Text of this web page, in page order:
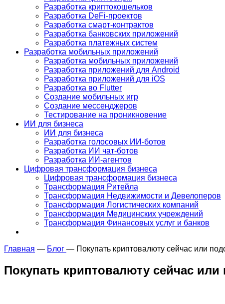
Разработка криптокошельков
Разработка DeFi-проектов
Разработка смарт-контрактов
Разработка банковских приложений
Разработка платежных систем
Разработка мобильных приложений
Разработка мобильных приложений
Разработка приложений для Android
Разработка приложений для iOS
Разработка во Flutter
Создание мобильных игр
Создание мессенджеров
Тестирование на проникновение
ИИ для бизнеса
ИИ для бизнеса
Разработка голосовых ИИ-ботов
Разработка ИИ чат-ботов
Разработка ИИ-агентов
Цифровая трансформация бизнеса
Цифровая трансформация бизнеса
Трансформация Ритейла
Трансформация Недвижимости и Девелоперов
Трансформация Логистических компаний
Трансформация Медицинских учреждений
Трансформация Финансовых услуг и банков
Главная — Блог — Покупать криптовалюту сейчас или
Покупать криптовалюту сейчас